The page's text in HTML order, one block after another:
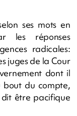
ses mots en
les réponses
radicales:
juges de la Cour
dont il
bout du compte,
être pacifique